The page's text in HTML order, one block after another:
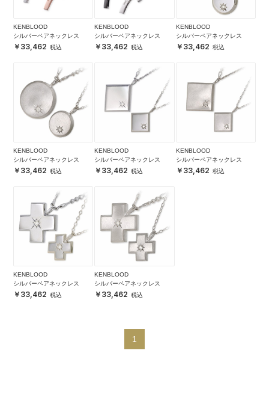
KENBLOOD
シルバーペアネックレス
33,462
KENBLOOD
シルバーペアネックレス
33,462
KENBLOOD
シルバーペアネックレス
33,462
KENBLOOD
シルバーペアネックレス
33,462
KENBLOOD
シルバーペアネックレス
33,462
KENBLOOD
シルバーペアネックレス
33,462
KENBLOOD
シルバーペアネックレス
33,462
KENBLOOD
シルバーペアネックレス
33,462
1